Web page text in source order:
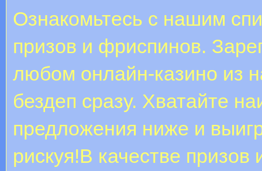
Ознакомьтесь с нашим
призов и фриспинов.
любом онлайн-казино из
бездеп сразу. Хватайте
предложения ниже и
рискуя!В качестве призов